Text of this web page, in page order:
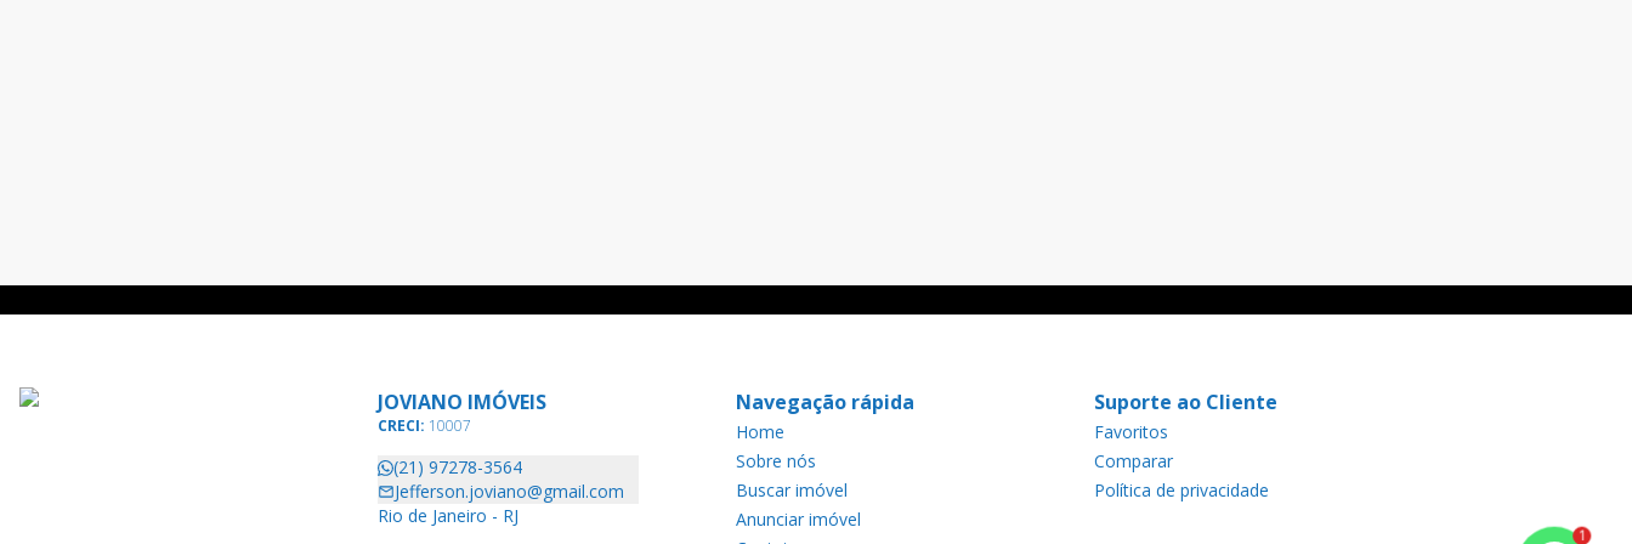
JOVIANO IMÓVEIS
CRECI: 10007
(21) 97278-3564
Jefferson.joviano@gmail.com
Rio de Janeiro - RJ
Navegação rápida
Home
Sobre nós
Buscar imóvel
Anunciar imóvel
Suporte ao Cliente
Favoritos
Comparar
Política de privacidade
1